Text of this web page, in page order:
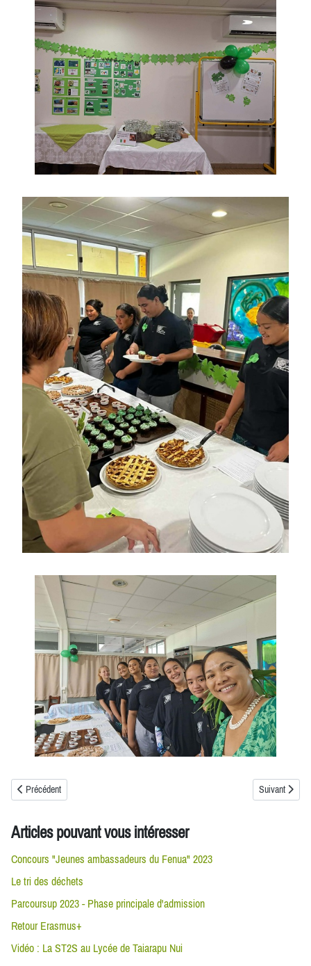
Article précédent : Journée Polynésienne 2026
Précédent Article suivant
Suivant
Articles pouvant vous intéresser
Concours "Jeunes ambassadeurs du Fenua" 2023
Le tri des déchets
Parcoursup 2023 - Phase principale d'admission
Retour Erasmus+
Vidéo : La ST2S au Lycée de Taiarapu Nui